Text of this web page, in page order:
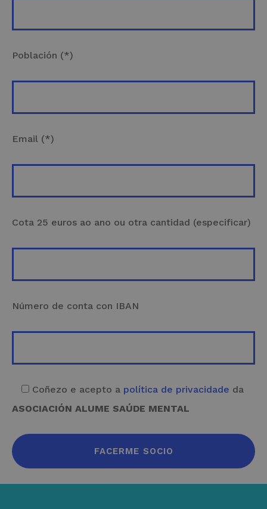
Población (*)
Email (*)
Cota 25 euros ao ano ou otra cantidad (especificar)
Número de conta con IBAN
Coñezo e acepto a política de privacidade da
ASOCIACIÓN ALUME SAÚDE MENTAL